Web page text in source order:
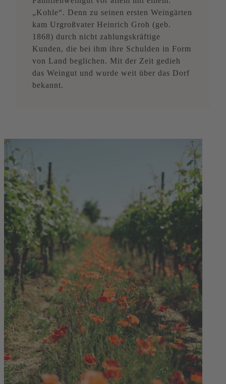
„Kohle“. Denn zu seinen ersten Weingärten
kam Urgroßvater Heinrich Groh (geb.
1868) durch nicht zahlungskräftige
Kunden, die bei ihm ihre Schulden in Form
von Land beglichen. Mit der Zeit gedieh
das Weingut und wurde weit über das Dorf
bekannt.